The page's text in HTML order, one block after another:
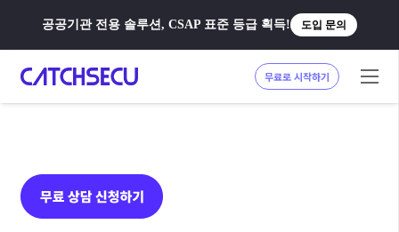
공공기관 전용 솔루션, CSAP 표준 등급 획득! 도입 문의
무료로 시작하기